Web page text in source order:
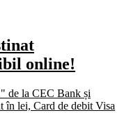
online!
de la CEC Bank și
în lei, Card de debit Visa